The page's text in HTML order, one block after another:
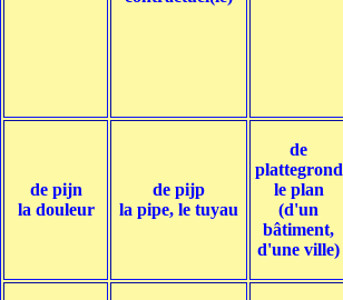
de pijn
la douleur
de pijp
la pipe, le tuyau
de
plattegrond
le plan
(d'un
bâtiment,
d'une ville)